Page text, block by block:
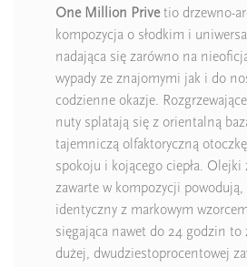
One Million Privetio drzewno-
kompozycja o słodkim i
nadająca się zarówno na
wypady ze znajomymi jak i do
codzienne okazje.
nuty splatają się z orientalną
tajemniczą olfaktoryczną
spokoju i kojącego ciepła. Olejki
zawarte w kompozycji
identyczny z markowym
sięgająca nawet do 24 godzin to
dużej, dwudziestoprocentowej